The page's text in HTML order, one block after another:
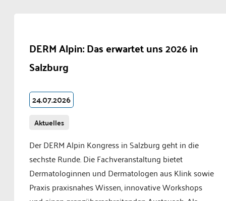
DERM Alpin: Das erwartet uns 2026 in
Salzburg
24.07.2026
Aktuelles
Der DERM Alpin Kongress in Salzburg geht in die
sechste Runde. Die Fachveranstaltung bietet
Dermatologinnen und Dermatologen aus Klink sowie
Praxis praxisnahes Wissen, innovative Workshops